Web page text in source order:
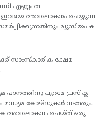
എണ്ണം ത
ഇവയെ അവലോകനം ചെയ്യുന്ന
മ്യൂസിയം ക
സാംസ്കാരിക ക്ഷേമ
പഠനത്തിനു പുറമേ പ്രസ് ക്ല
മാധ്യമ കോഴ്സുകള്‍ നടത്തും.
അവലോകനം ചെയ്ത് ഒരു